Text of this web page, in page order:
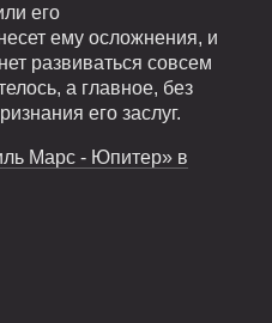
его
ему осложнения, и
развиваться совсем
а главное, без
его заслуг.
Марс - Юпитер» в